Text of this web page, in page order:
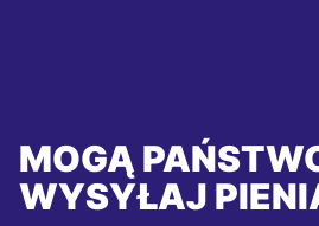
MOGĄ
WYSYŁAJ